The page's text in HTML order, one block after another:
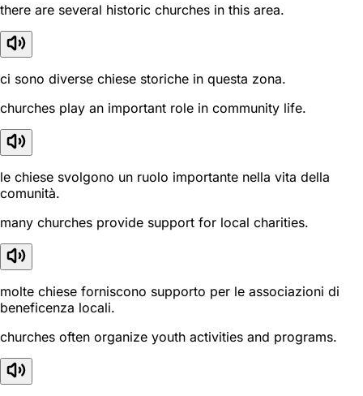
there are several historic churches in this area.
ci sono diverse chiese storiche in questa zona.
churches play an important role in community life.
le chiese svolgono un ruolo importante nella vita della
comunità.
many churches provide support for local charities.
molte chiese forniscono supporto per le associazioni di
beneficenza locali.
churches often organize youth activities and programs.